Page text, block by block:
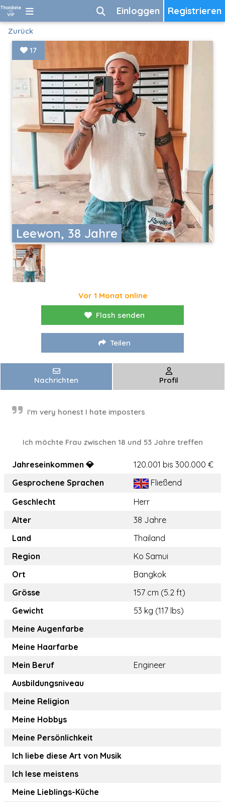
Registrieren
Einloggen
Zurück
Leewon, 38 Jahre
17
Vor 1 Monat online
Flash senden
Teilen
Nachrichten Profil
I'm very honest I hate imposters
Ich möchte Frau zwischen 18 und 53 Jahre treffen
Jahreseinkommen 💎
120.001 bis 300.000 €
Gesprochene Sprachen
Fließend
Geschlecht
Herr
Alter
38 Jahre
Land
Thailand
Region
Ko Samui
Ort
Bangkok
Grösse
157 cm (5.2 ft)
Gewicht
53 kg (117 lbs)
Meine Augenfarbe
Meine Haarfarbe
Mein Beruf
Engineer
Ausbildungsniveau
Meine Religion
Meine Hobbys
Meine Persönlichkeit
Ich liebe diese Art von Musik
Ich lese meistens
Meine Lieblings-Küche